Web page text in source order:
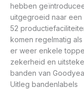
hebben
uitgegroeid naar
52
komen regelmatig
er weer enkele
zekerheid en
banden van
Uitleg bandenlabels